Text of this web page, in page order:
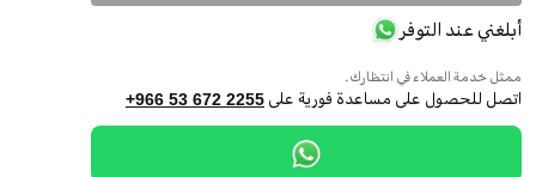
أبلغني عند التوفر
ممثل خدمة العملاء في انتظارك.
اتصل للحصول على مساعدة فورية على +966 53 672 2255